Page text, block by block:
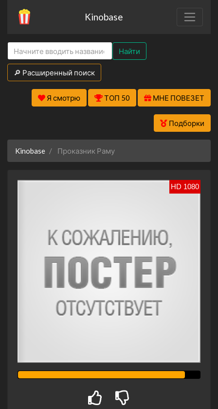
Kinobase
Найти
🔎 Расширенный поиск
Я смотрю ТОП 50 МНЕ ПОВЕЗЕТ
Подборки
Kinobase Проказник Раму
HD 1080